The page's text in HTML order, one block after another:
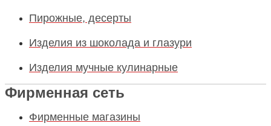
Пирожные, десерты
Изделия из шоколада и глазури
Изделия мучные кулинарные
Фирменная сеть
Фирменные магазины